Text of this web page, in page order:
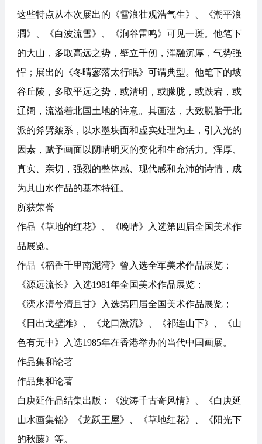
这些特点从本次展出的《雪浪壮观浩气生》、《潮平浪
濶》、《白波流雪》、《涧谷雷鸣》可见一斑。他笔下
的大山，多取高远之势，壁立千仞，浑融沉厚，气势强
悍；展出的《冬晴寥落太行眠》可谓典型。他笔下的坡
谷丘陵，多取平远之势，或清明，或朦胧，或跌宕，或
辽阔，流溢着北国土地的诗意。其画法，大致脱胎于北
派的斧劈皴系，以水墨块面和虚实处理为主，引入光的
因素，赋予画面以阴晴明灭的变化和生命活力。浑厚、
真实、亲切，强烈的整体感、现代感和充沛的诗情，成
为其山水作品的基本特征。
所获荣誉
作品《草地的红花》、《晚晴》入选第四届全国美术作
品展览。
作品《稻香千里南泥湾》曾入选全军美术作品展览；
《源远流长》入选1981年全国美术作品展览；
《滦水清兮清且甘》入选第四届全国美术作品展览；
《日出戈壁滩》、《龙口激流》、《祁连山下》、《山
色有无中》入选1985年在香港举办的当代中国画展。
作品集和论著
作品集和论著
白庚延作品结集出版：《波涛千古寄风情》、《白庚延
山水画集锦》《龙跃王屋》、《草地红花》、《阳光下
的秋藤》等。